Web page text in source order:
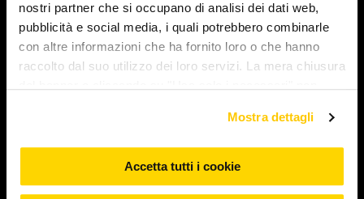
nostri partner che si occupano di analisi dei dati web,
pubblicità e social media, i quali potrebbero combinarle
con altre informazioni che ha fornito loro o che hanno
raccolto dal suo utilizzo dei loro servizi. La mera chiusura
la nostra cookie policy. Il consenso può essere espresso
diverse categorie di cookies da "Personalizza"
Mostra dettagli
Accetta tutti i cookie
Arcaplanet
Novità e servizi
Corporate & Legal